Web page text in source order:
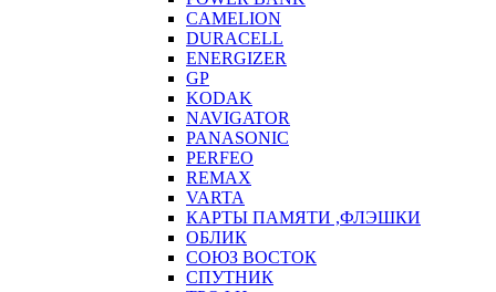
CAMELION
DURACELL
ENERGIZER
GP
KODAK
NAVIGATOR
PANASONIC
PERFEO
REMAX
VARTA
КАРТЫ ПАМЯТИ ,ФЛЭШКИ
ОБЛИК
СОЮЗ ВОСТОК
СПУТНИК